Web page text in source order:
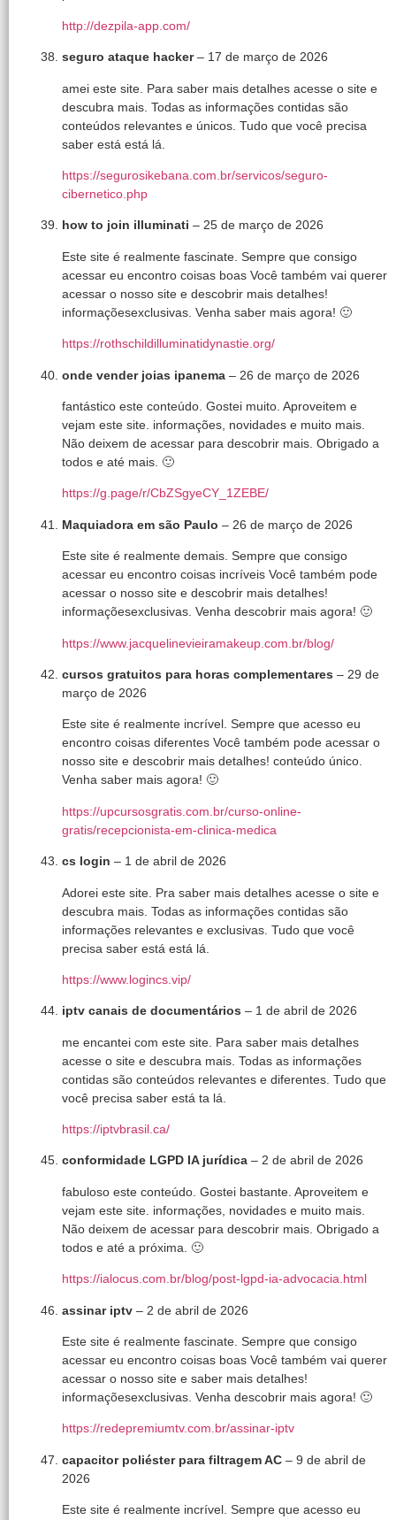
http://dezpila-app.com/
seguro ataque hacker– 17 de março de 2026
amei este site. Para saber mais detalhes acesse o site e
descubra mais. Todas as informações contidas são
conteúdos relevantes e únicos. Tudo que você precisa
saber está está lá.
https://segurosikebana.com.br/servicos/seguro-
cibernetico.php
how to join illuminati – 25 de março de 2026
Este site é realmente fascinate. Sempre que consigo
acessar eu encontro coisas boas Você também vai querer
acessar o nosso site e descobrir mais detalhes!
informaçõesexclusivas. Venha saber mais agora! 🙂
https://rothschildilluminatidynastie.org/
onde vender joias ipanema – 26 de março de 2026
fantástico este conteúdo. Gostei muito. Aproveitem e
vejam este site. informações, novidades e muito mais.
Não deixem de acessar para descobrir mais. Obrigado a
todos e até mais. 🙂
https://g.page/r/CbZSgyeCY_1ZEBE/
Maquiadora em são Paulo – 26 de março de 2026
Este site é realmente demais. Sempre que consigo
acessar eu encontro coisas incríveis Você também pode
acessar o nosso site e descobrir mais detalhes!
informaçõesexclusivas. Venha descobrir mais agora! 🙂
https://www.jacquelinevieiramakeup.com.br/blog/
cursos gratuitos para horas complementares – 29 de
março de 2026
Este site é realmente incrível. Sempre que acesso eu
encontro coisas diferentes Você também pode acessar o
nosso site e descobrir mais detalhes! conteúdo único.
Venha saber mais agora! 🙂
https://upcursosgratis.com.br/curso-online-
gratis/recepcionista-em-clinica-medica
cs login – 1 de abril de 2026
Adorei este site. Pra saber mais detalhes acesse o site e
descubra mais. Todas as informações contidas são
informações relevantes e exclusivas. Tudo que você
precisa saber está está lá.
https://www.logincs.vip/
iptv canais de documentários – 1 de abril de 2026
me encantei com este site. Para saber mais detalhes
acesse o site e descubra mais. Todas as informações
contidas são conteúdos relevantes e diferentes. Tudo que
você precisa saber está ta lá.
https://iptvbrasil.ca/
conformidade LGPD IA jurídica – 2 de abril de 2026
fabuloso este conteúdo. Gostei bastante. Aproveitem e
vejam este site. informações, novidades e muito mais.
Não deixem de acessar para descobrir mais. Obrigado a
todos e até a próxima. 🙂
https://ialocus.com.br/blog/post-lgpd-ia-advocacia.html
assinar iptv – 2 de abril de 2026
Este site é realmente fascinate. Sempre que consigo
acessar eu encontro coisas boas Você também vai querer
acessar o nosso site e saber mais detalhes!
informaçõesexclusivas. Venha descobrir mais agora! 🙂
https://redepremiumtv.com.br/assinar-iptv
capacitor poliéster para filtragem AC – 9 de abril de
2026
Este site é realmente incrível. Sempre que acesso eu